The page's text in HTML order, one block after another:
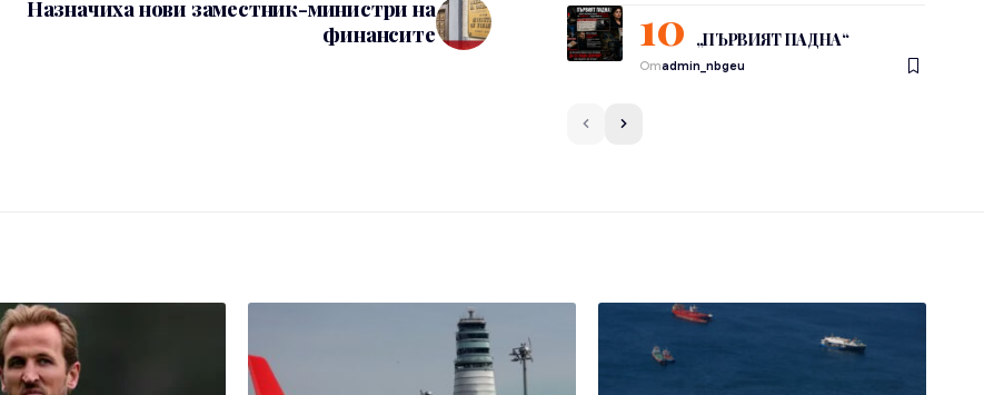
Назначиха нови заместник-министри на
финансите
„ПЪРВИЯТ ПАДНА“
Отadmin_nbgeu